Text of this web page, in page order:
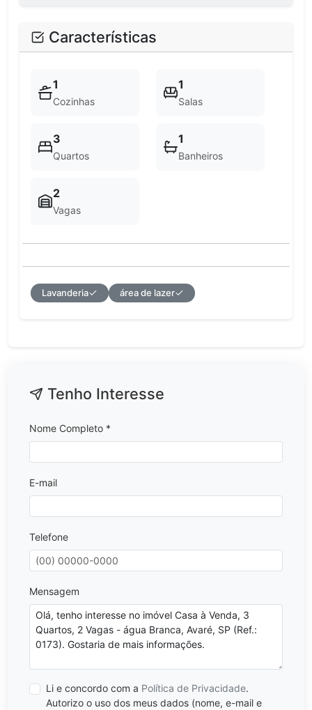
Características
1
Cozinhas
1
Salas
3
Quartos
1
Banheiros
2
Vagas
Lavanderia área de lazer
Tenho Interesse
Nome Completo *
E-mail
Telefone
Mensagem
Li e concordo com a Política de Privacidade.
Autorizo o uso dos meus dados (nome, e-mail e